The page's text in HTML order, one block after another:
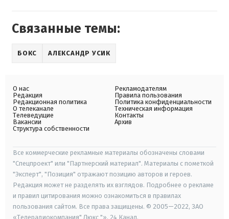
Связанные темы:
БОКС АЛЕКСАНДР УСИК
О нас
Редакция
Редакционная политика
О телеканале
Телеведущие
Вакансии
Структура собственности
Рекламодателям
Правила пользования
Политика конфиденциальности
Техническая информация
Контакты
Архив
Все коммерческие рекламные материалы обозначены словами
"Спецпроект" или "Партнерский материал". Материалы с пометкой
"Эксперт", "Позиция" отражают позицию авторов и героев.
Редакция может не разделять их взглядов. Подробнее о рекламе
и правил цитирования можно ознакомиться в правилах
пользования сайтом. Все права защищены. © 2005—2022, ЗАО
«Телерадиокомпания" Люкс "», 24 Канал.